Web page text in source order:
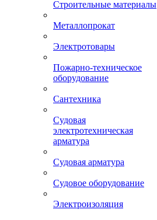
Строительные материалы
Металлопрокат
Электротовары
Пожарно-техническое
оборудование
Сантехника
Судовая
электротехническая
арматура
Судовая арматура
Судовое оборудование
Электроизоляция